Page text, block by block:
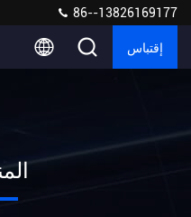
86--13826169177
إقتباس